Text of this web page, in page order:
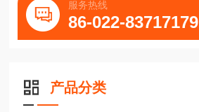
服务热线
86-022-83717179
产品分类